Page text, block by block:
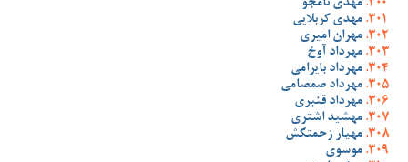
مهدی نامجو
مهدی کربلایی
مهران امیری
مهرداد آوخ
مهرداد بایرامی
مهرداد صمصامی
مهرداد قنبری
مهشید اشتری
مهیار زحمتکش
موسوی